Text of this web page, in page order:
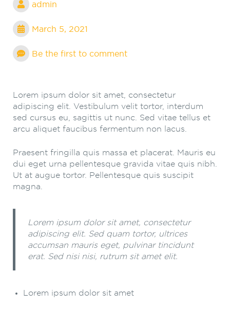
admin
March 5, 2021
Be the first to comment
Lorem ipsum dolor sit amet, consectetur
adipiscing elit. Vestibulum velit tortor, interdum
sed cursus eu, sagittis ut nunc. Sed vitae tellus et
arcu aliquet faucibus fermentum non lacus.
Praesent fringilla quis massa et placerat. Mauris eu
dui eget urna pellentesque gravida vitae quis nibh.
Ut at augue tortor. Pellentesque quis suscipit
magna.
Lorem ipsum dolor sit amet, consectetur
adipiscing elit. Sed quam tortor, ultrices
accumsan mauris eget, pulvinar tincidunt
erat. Sed nisi nisi, rutrum sit amet elit.
Lorem ipsum dolor sit amet